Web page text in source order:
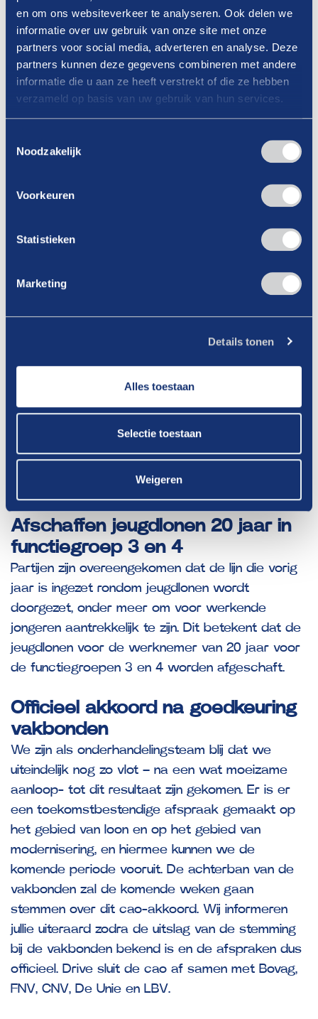
en om ons websiteverkeer te analyseren. Ook delen we
informatie over uw gebruik van onze site met onze
partners voor social media, adverteren en analyse. Deze
partners kunnen deze gegevens combineren met andere
informatie die u aan ze heeft verstrekt of die ze hebben
verzameld op basis van uw gebruik van hun services.
Noodzakelijk
Voorkeuren
Statistieken
Marketing
Details tonen
Alles toestaan
Selectie toestaan
Weigeren
uit te breiden. Varianten en toetredingseisen zien
er straks als volgt uit:
80/90/100. Toegankelijk voor
werknemers vanaf 60 jaar die minimaal
28,5 uur per week werken.
werknemers vanaf 3 jaar voor AOW-
minimaal 38 uur per week werken.
werknemers vanaf 3 jaar voor AOW-
dat werknemer voorafgaand aan deelname van
de regeling minimaal 3 jaar in dienst is geweest
bij dezelfde werkgever. Voor werknemers van 60
jaar of ouder is deelname aan variant 2 en 3 op
basis van dubbele vrijwilligheid ook mogelijk.
generatiepact” een algemene hardheidsclausule
op die uitzonderingen mogelijk maakt.
Afschaffen jeugdlonen 20 jaar in
functiegroep 3 en 4
Partijen zijn overeengekomen dat de lijn die vorig
jaar is ingezet rondom jeugdlonen wordt
doorgezet, onder meer om voor werkende
jongeren aantrekkelijk te zijn. Dit betekent dat de
jeugdlonen voor de werknemer van 20 jaar voor
de functiegroepen 3 en 4 worden afgeschaft.
Officieel akkoord na goedkeuring
vakbonden
We zijn als onderhandelingsteam blij dat we
uiteindelijk nog zo vlot – na een wat moeizame
aanloop- tot dit resultaat zijn gekomen. Er is er
een toekomstbestendige afspraak gemaakt op
het gebied van loon en op het gebied van
modernisering, en hiermee kunnen we de
komende periode vooruit. De achterban van de
vakbonden zal de komende weken gaan
stemmen over dit cao-akkoord. Wij informeren
jullie uiteraard zodra de uitslag van de stemming
bij de vakbonden bekend is en de afspraken dus
officieel. Drive sluit de cao af samen met Bovag,
FNV, CNV, De Unie en LBV.